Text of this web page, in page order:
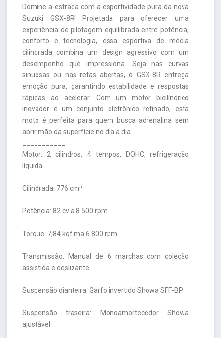
Domine a estrada com a esportividade pura da nova
Suzuki GSX-8R! Projetada para oferecer uma
experiência de pilotagem equilibrada entre potência,
conforto e tecnologia, essa esportiva de média
cilindrada combina um design agressivo com um
desempenho que impressiona. Seja nas curvas
sinuosas ou nas retas abertas, o GSX-8R entrega
emoção pura, garantindo estabilidade e respostas
rápidas ao acelerar. Com um motor bicilíndrico
inovador e um conjunto eletrônico refinado, esta
moto é perfeita para quem busca adrenalina sem
abrir mão da superfície no dia a dia.
Motor: 2 cilindros, 4 tempos, DOHC, refrigeração
líquida
Cilindrada: 776 cm³
Potência: 82 cv a 8.500 rpm
Torque: 7,84 kgf.ma 6.800 rpm
Transmissão: Manual de 6 marchas com coleção
assistida e deslizante
Suspensão dianteira: Garfo invertido Showa SFF-BP
Suspensão traseira: Monoamortecedor Showa
ajustável